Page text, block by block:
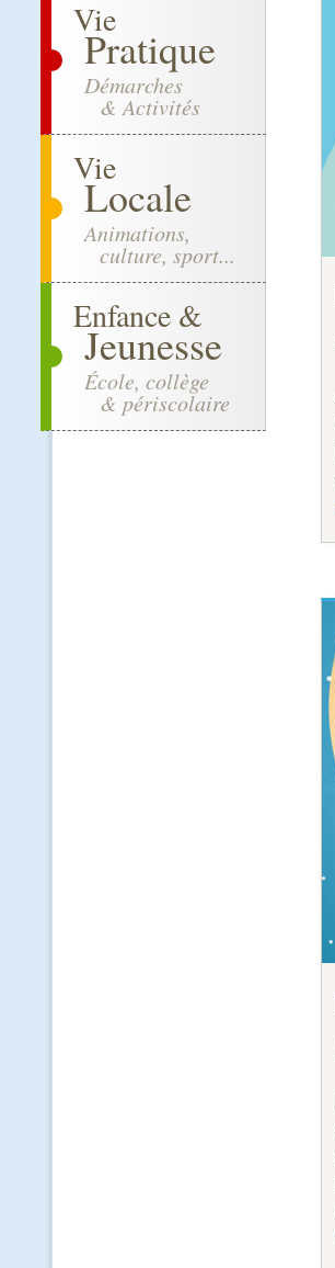
Vie
Pratique
Démarches
& Activités
Vie
Locale
Animations,
culture, sport...
Enfance &
Jeunesse
École, collège
& périscolaire